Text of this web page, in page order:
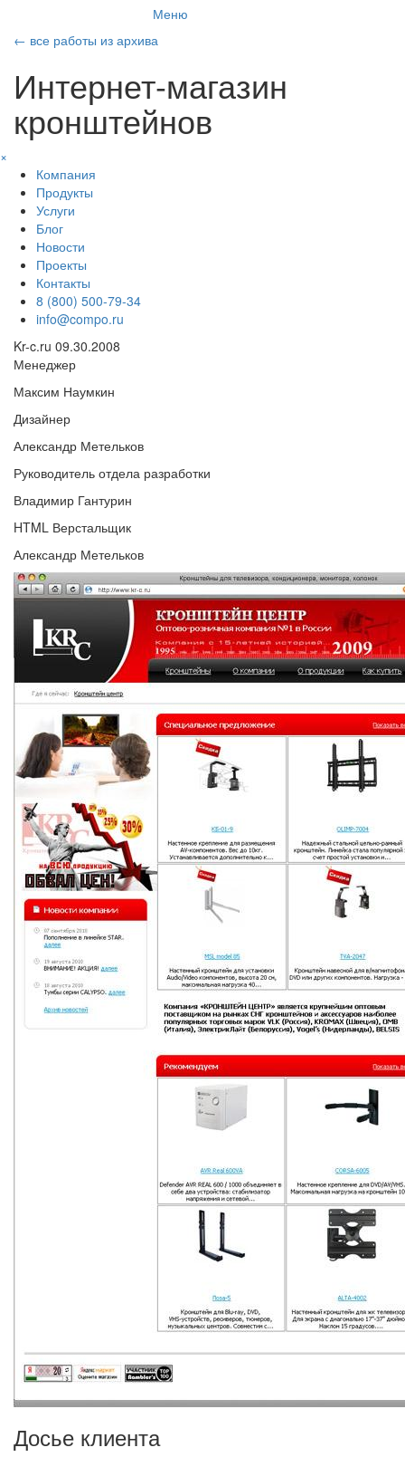
Меню
← все работы из архива
Интернет-магазин
кронштейнов
×
Компания
Продукты
Услуги
Блог
Новости
Проекты
Контакты
8 (800) 500-79-34
info@compo.ru
Kr-c.ru 09.30.2008
Менеджер
Максим Наумкин
Дизайнер
Александр Метельков
Руководитель отдела разработки
Владимир Гантурин
HTML Верстальщик
Александр Метельков
Досье клиента